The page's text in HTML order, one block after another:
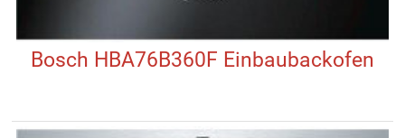
Bosch HBA76B360F Einbaubackofen